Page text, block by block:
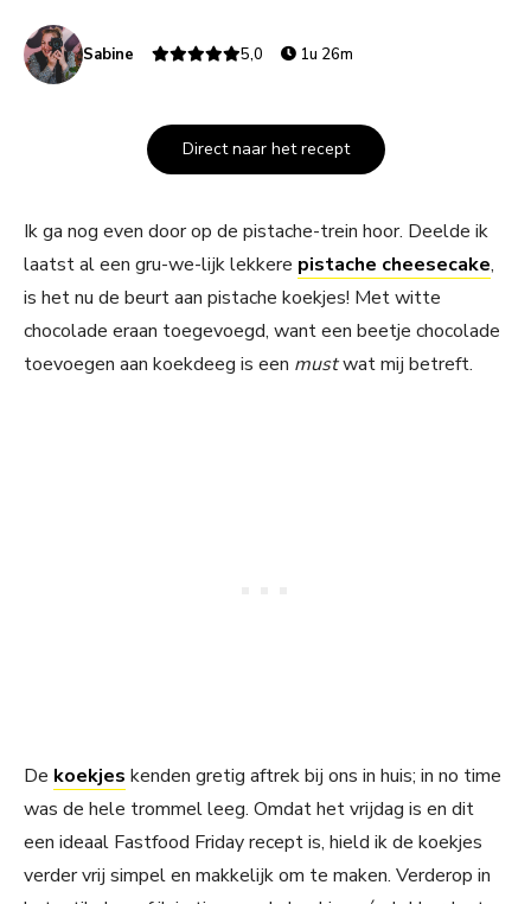
Sabine 5,0 1u 26m
Direct naar het recept
Ik ga nog even door op de pistache-trein hoor. Deelde ik
laatst al een gru-we-lijk lekkere pistache cheesecake,
is het nu de beurt aan pistache koekjes! Met witte
chocolade eraan toegevoegd, want een beetje chocolade
toevoegen aan koekdeeg is een mustwat mij betreft.
De koekjes kenden gretig aftrek bij ons in huis; in no time
was de hele trommel leeg. Omdat het vrijdag is en dit
een ideaal Fastfood Friday recept is, hield ik de koekjes
verder vrij simpel en makkelijk om te maken. Verderop in